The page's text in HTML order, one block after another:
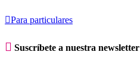
Para particulares
 Suscríbete a nuestra newsletter